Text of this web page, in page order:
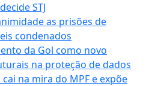
STJ
as prisões de
condenados
da Gol como novo
na proteção de dados
na mira do MPF e expõe